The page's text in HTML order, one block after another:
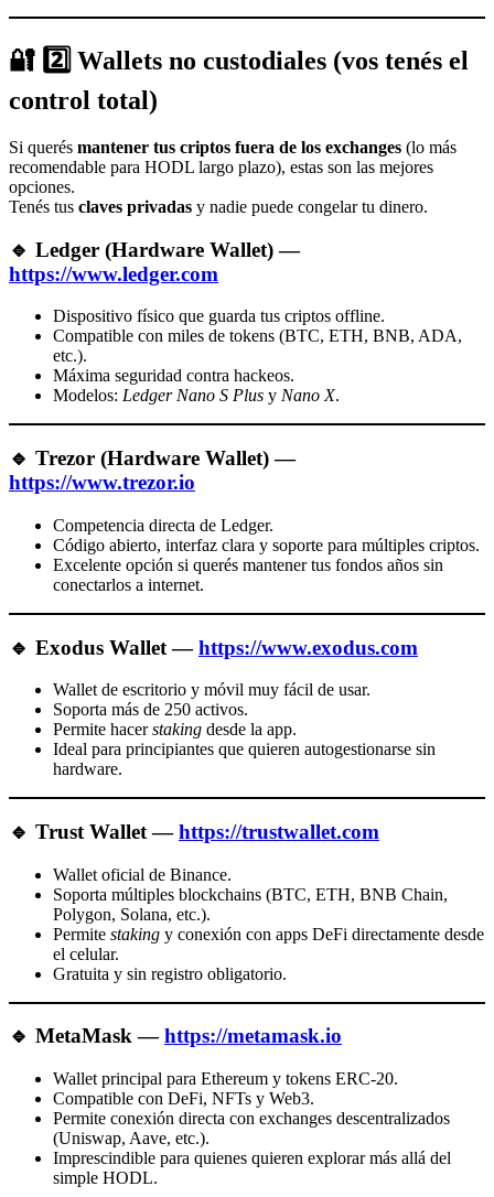
🔐 2️⃣ Wallets no custodiales (vos tenés el
control total)
Si querés mantener tus criptos fuera de los exchanges (lo más
recomendable para HODL largo plazo), estas son las mejores
opciones.
Tenés tus claves privadas y nadie puede congelar tu dinero.
🔹 Ledger (Hardware Wallet)—
https://www.ledger.com
Dispositivo físico que guarda tus criptos offline.
Compatible con miles de tokens (BTC, ETH, BNB, ADA,
etc.).
Máxima seguridad contra hackeos.
Modelos: Ledger Nano S Plus y Nano X.
🔹 Trezor (Hardware Wallet)—
https://www.trezor.io
Competencia directa de Ledger.
Código abierto, interfaz clara y soporte para múltiples criptos.
Excelente opción si querés mantener tus fondos años sin
conectarlos a internet.
🔹 Exodus Wallet—https://www.exodus.com
Wallet de escritorio y móvil muy fácil de usar.
Soporta más de 250 activos.
Permite hacerstaking desde la app.
Ideal para principiantes que quieren autogestionarse sin
hardware.
🔹 Trust Wallet—https://trustwallet.com
Wallet oficial de Binance.
Soporta múltiples blockchains (BTC, ETH, BNB Chain,
Polygon, Solana, etc.).
Permite staking y conexión con apps DeFi directamente desde
el celular.
Gratuita y sin registro obligatorio.
🔹 MetaMask—https://metamask.io
Wallet principal para Ethereum y tokens ERC-20.
Compatible con DeFi, NFTs y Web3.
Permite conexión directa con exchanges descentralizados
(Uniswap, Aave, etc.).
Imprescindible para quienes quieren explorar más allá del
simple HODL.